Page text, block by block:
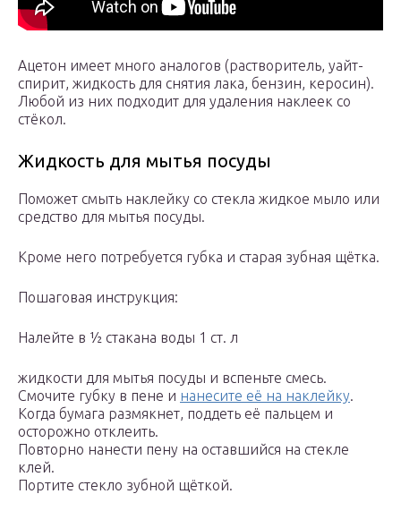
Ацетон имеет много аналогов (растворитель, уайт-
спирит, жидкость для снятия лака, бензин, керосин).
Любой из них подходит для удаления наклеек со
стёкол.
Жидкость для мытья посуды
Поможет смыть наклейку со стекла жидкое мыло или
средство для мытья посуды.
Кроме него потребуется губка и старая зубная щётка.
Пошаговая инструкция:
Налейте в ½ стакана воды 1 ст. л
жидкости для мытья посуды и вспеньте смесь.
Смочите губку в пене и нанесите её на наклейку.
Когда бумага размякнет, поддеть её пальцем и
осторожно отклеить.
Повторно нанести пену на оставшийся на стекле
клей.
Портите стекло зубной щёткой.